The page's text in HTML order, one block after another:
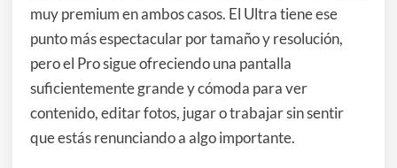
muy premium en ambos casos. El Ultra tiene ese
punto más espectacular por tamaño y resolución,
pero el Pro sigue ofreciendo una pantalla
suficientemente grande y cómoda para ver
contenido, editar fotos, jugar o trabajar sin sentir
que estás renunciando a algo importante.